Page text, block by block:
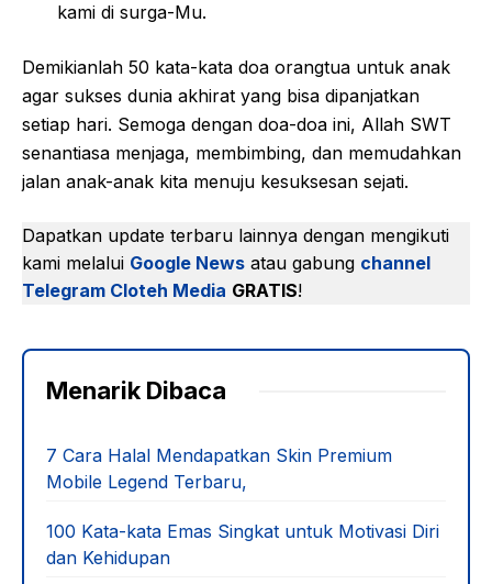
kami di surga-Mu.
Demikianlah 50 kata-kata doa orangtua untuk anak
agar sukses dunia akhirat yang bisa dipanjatkan
setiap hari. Semoga dengan doa-doa ini, Allah SWT
senantiasa menjaga, membimbing, dan memudahkan
jalan anak-anak kita menuju kesuksesan sejati.
Dapatkan update terbaru lainnya dengan mengikuti
kami melalui Google News atau gabung channel
Telegram Cloteh Media GRATIS!
Menarik Dibaca
7 Cara Halal Mendapatkan Skin Premium
Mobile Legend Terbaru,
100 Kata-kata Emas Singkat untuk Motivasi Diri
dan Kehidupan